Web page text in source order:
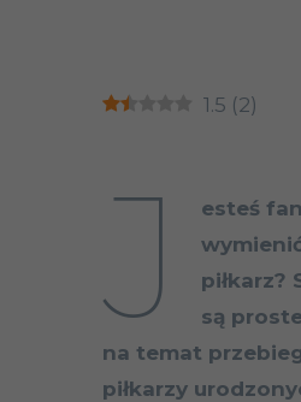
1.5 (2)
J
esteś
piłkarz?
są
na temat
piłkarzy